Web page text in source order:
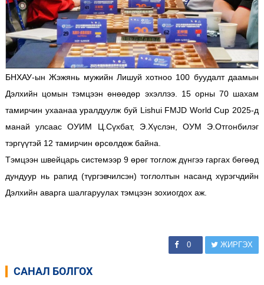
БНХАУ-ын Жэжянь мужийн Лишуй хотноо 100 буудалт даамын
Дэлхийн цомын тэмцээн өнөөдөр эхэллээ. 15 орны 70 шахам
тамирчин ухаанаа уралдуулж буй Lishui FMJD World Cup 2025-д
манай улсаас ОУИМ Ц.Сүхбат, Э.Хүслэн, ОУМ Э.Отгонбилэг
тэргүүтэй 12 тамирчин өрсөлдөж байна.
Тэмцээн швейцарь системээр 9 өрөг тоглож дүнгээ гаргах бөгөөд
дундуур нь рапид (түргэвчилсэн) тоглолтын насанд хүрэгчдийн
Дэлхийн аварга шалгаруулах тэмцээн зохиогдох аж.
0 ЖИРГЭХ
САНАЛ БОЛГОХ